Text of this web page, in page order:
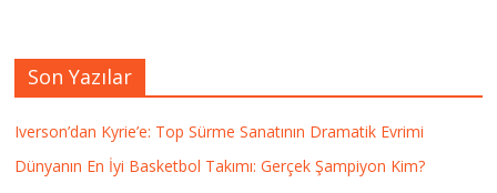
Son Yazılar
Iverson’dan Kyrie’e: Top Sürme Sanatının Dramatik Evrimi
Dünyanın En İyi Basketbol Takımı: Gerçek Şampiyon Kim?